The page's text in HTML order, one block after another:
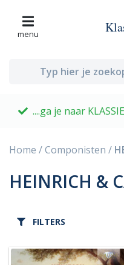
menu
....ga je naar
Home /Componisten /
HEINRICH &
FILTERS